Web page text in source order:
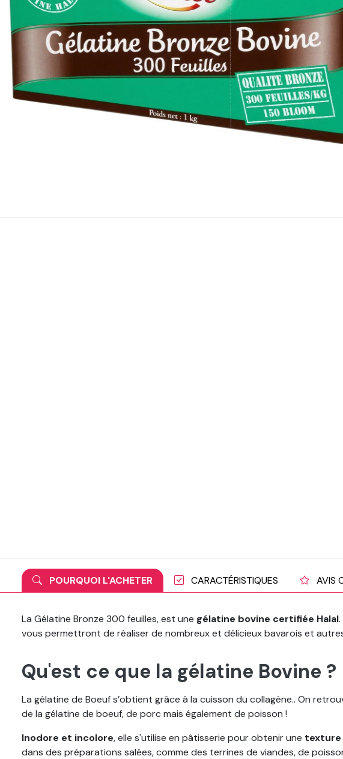
POURQUOI L'ACHETER CARACTÉRISTIQUES AVIS
La Gélatine Bronze 300 feuilles, est une gélatine bovine certifiée Halal
vous permettront de réaliser de nombreux et délicieux bavarois et
Qu'est ce que la gélatine Bovine ?
La gélatine de Boeuf s’obtient grâce à la cuisson du collagène.. On
de la gélatine de boeuf, de porc mais également de poisson !
Inodore et incolore, elle s'utilise en pâtisserie pour obtenir une texture
dans des préparations salées, comme des terrines de viandes, de